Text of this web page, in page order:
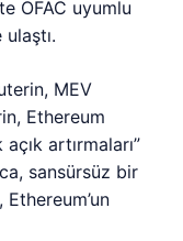
OFAC uyumlu
ulaştı.
MEV
Ethereum
artırmaları”
sansürsüz bir